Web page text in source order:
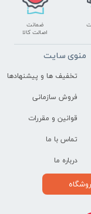
ضمانت
اصالت کالا
منوی سایت
تخفیف ها و پیشنهادها
فروش سازمانی
قوانین و مقررات
تماس با ما
درباره ما